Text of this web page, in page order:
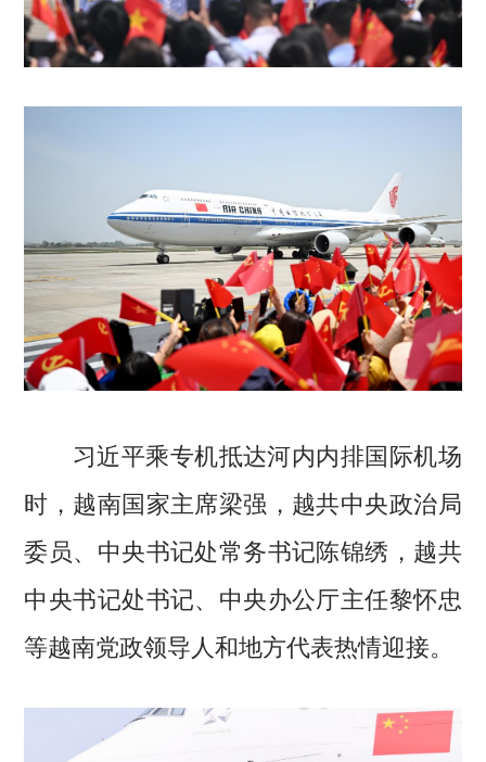
习近平乘专机抵达河内内排国际机场
时，越南国家主席梁强，越共中央政治局
委员、中央书记处常务书记陈锦绣，越共
中央书记处书记、中央办公厅主任黎怀忠
等越南党政领导人和地方代表热情迎接。